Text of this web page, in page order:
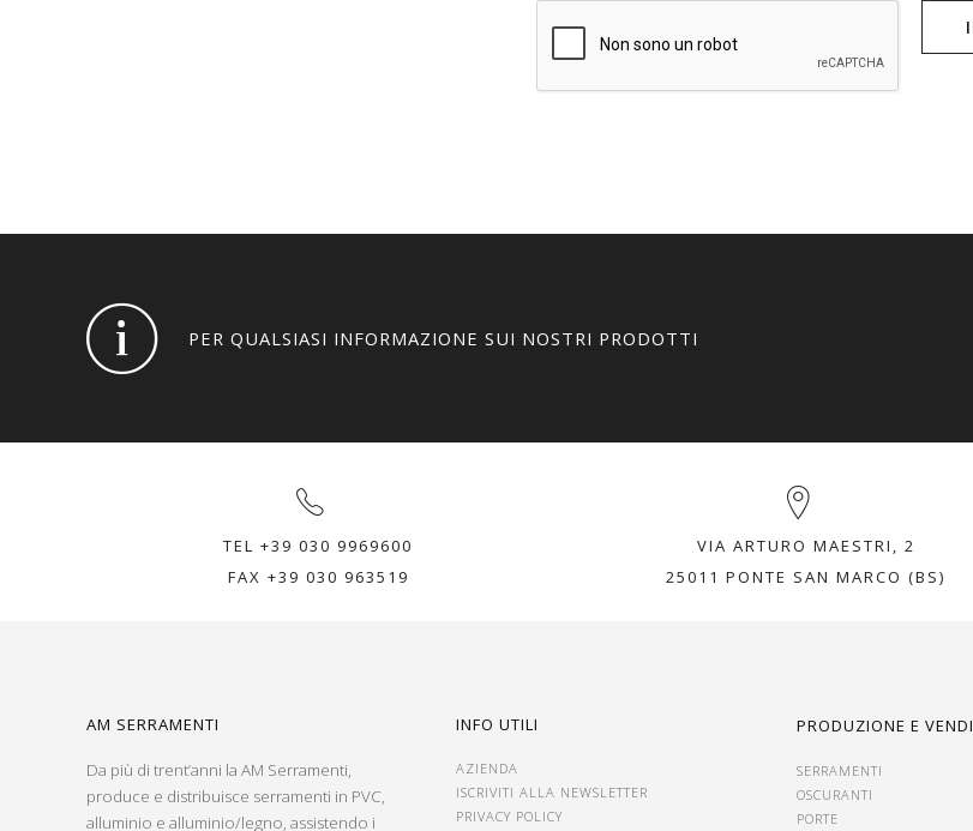
PER QUALSIASI INFORMAZIONE SUI NOSTRI PRODOTTI
TEL +39 030 9969600
FAX +39 030 963519
VIA ARTURO MAESTRI, 2
25011 PONTE SAN MARCO (BS)
AM SERRAMENTI
Da più di trent’anni la AM Serramenti,
produce e distribuisce serramenti in PVC,
alluminio e alluminio/legno, assistendo i
INFO UTILI
AZIENDA
ISCRIVITI ALLA NEWSLETTER
PRIVACY POLICY
PRODUZIONE E
SERRAMENTI
OSCURANTI
PORTE